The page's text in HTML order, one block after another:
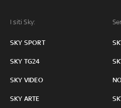
I siti Sky:
SKY SPORT
SKY TG24
SKY VIDEO
SKY ARTE